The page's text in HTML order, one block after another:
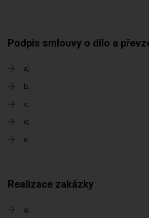
Podpis smlouvy o dílo a
a
b
c
d
e
Realizace zakázky
a